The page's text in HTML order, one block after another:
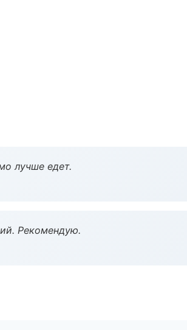
лучше едет.
Рекомендую.